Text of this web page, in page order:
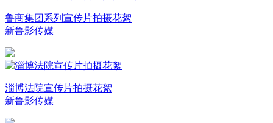
鲁商集团系列宣传片拍摄花絮
新鲁影传媒
淄博法院宣传片拍摄花絮
新鲁影传媒